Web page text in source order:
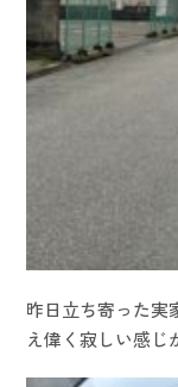
昨日立ち寄った実
え偉く寂しい感じ